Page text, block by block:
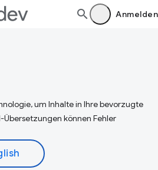
Anmelden
um Inhalte in Ihre bevorzugte
Übersetzungen können Fehler